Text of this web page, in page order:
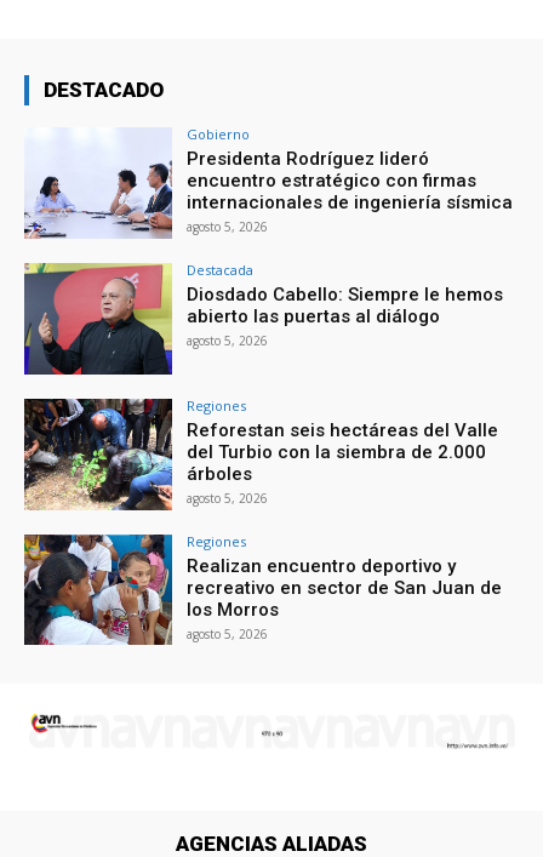
DESTACADO
Gobierno
Presidenta Rodríguez lideró
encuentro estratégico con firmas
internacionales de ingeniería sísmica
agosto 5, 2026
Destacada
Diosdado Cabello: Siempre le hemos
abierto las puertas al diálogo
agosto 5, 2026
Regiones
Reforestan seis hectáreas del Valle
del Turbio con la siembra de 2.000
árboles
agosto 5, 2026
Regiones
Realizan encuentro deportivo y
recreativo en sector de San Juan de
los Morros
agosto 5, 2026
AGENCIAS ALIADAS